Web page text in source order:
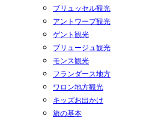
ブリュッセル観光
アントワープ観光
ゲント観光
ブリュージュ観光
モンス観光
フランダース地方
ワロン地方観光
キッズお出かけ
旅の基本